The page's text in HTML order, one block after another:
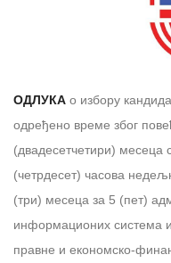
ОДЛУКА о избору
одређено време због
(двaдесетчетири)
(четрдесет) часова
(три) месеца за 5 (пет)
информационих система
правне и економско-